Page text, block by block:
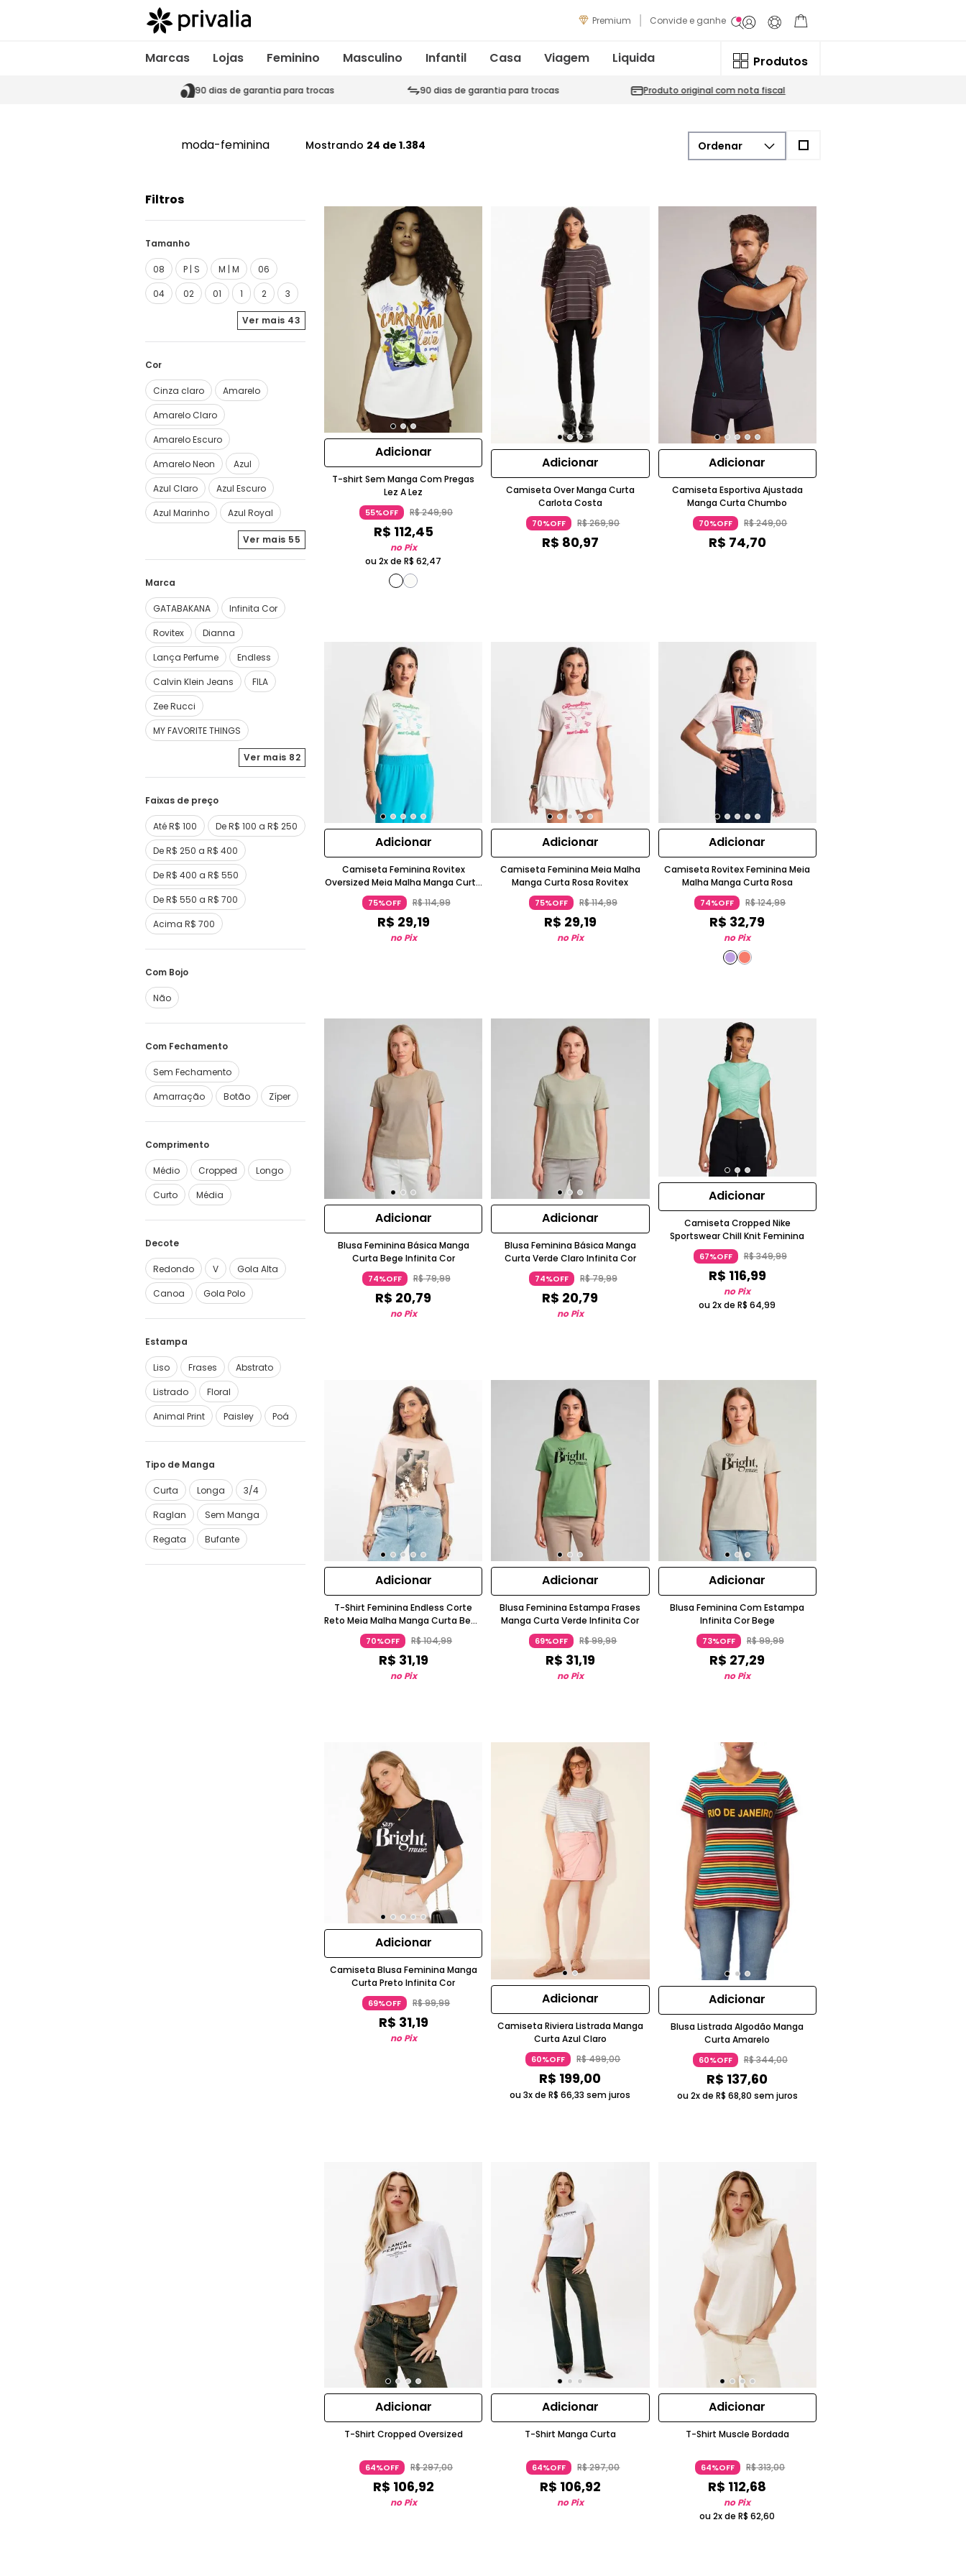
Premium Convide e ganhe
Marcas Lojas Feminino Masculino Infantil Casa Viagem Liquida Produtos
90 dias de garantia para trocas 90 dias de garantia para trocas Produto original com nota fiscal
moda-feminina Mostrando 24 de 1.384
Filtros
Tamanho
08 P | S M | M
06
04
02 01 1 2 3
Ver mais 43
Cor
Cinza claro
Amarelo
Amarelo Claro
Amarelo Escuro
Amarelo Neon
Azul
Azul Claro
Azul Escuro
Azul Marinho
Azul Royal
Ver mais 55
Marca
GATABAKANA
Infinita Cor
Rovitex
Dianna
Lança Perfume
Endless
Calvin Klein Jeans
FILA
Zee Rucci
MY FAVORITE THINGS
Ver mais 82
Faixas de preço
Até R$ 100
De R$ 100 a R$ 250
De R$ 250 a R$ 400
De R$ 400 a R$ 550
De R$ 550 a R$ 700
Acima R$ 700
Com Bojo
Não
Com Fechamento
Sem Fechamento
Amarração
Botão Zíper
Comprimento
Médio Cropped
Longo
Curto
Média
Decote
Redondo V
Gola Alta
Canoa
Gola Polo
Estampa
Liso Frases
Abstrato
Listrado
Floral
Animal Print
Paisley Poá
Tipo de Manga
Curta Longa
3/4
Raglan
Sem Manga
Regata
Bufante
Adicionar
T-shirt Sem Manga Com Pregas
Lez A Lez
55%OFF R$249,90
R$ 112,45
no Pix
ou 2x deR$ 62,47
Adicionar
Camiseta Over Manga Curta
Carlota Costa
70%OFF R$269,90
R$ 80,97
Adicionar
Camiseta Esportiva Ajustada
Manga Curta Chumbo
70%OFF R$249,00
R$ 74,70
Adicionar
Camiseta Feminina Rovitex
Oversized Meia Malha Manga Curta
Bege
75%OFF R$114,99
R$ 29,19
no Pix
Adicionar
Camiseta Feminina Meia Malha
Manga Curta Rosa Rovitex
75%OFF R$114,99
R$ 29,19
no Pix
Adicionar
Camiseta Rovitex Feminina Meia
Malha Manga Curta Rosa
74%OFF R$124,99
R$ 32,79
no Pix
Adicionar
Blusa Feminina Básica Manga
Curta Bege Infinita Cor
74%OFF R$79,99
R$ 20,79
no Pix
Adicionar
Blusa Feminina Básica Manga
Curta Verde Claro Infinita Cor
74%OFF R$79,99
R$ 20,79
no Pix
Adicionar
Camiseta Cropped Nike
Sportswear Chill Knit Feminina
67%OFF R$349,99
R$ 116,99
no Pix
ou 2x deR$ 64,99
Adicionar
T-Shirt Feminina Endless Corte
Reto Meia Malha Manga Curta Bege
Claro
70%OFF R$104,99
R$ 31,19
no Pix
Adicionar
Blusa Feminina Estampa Frases
Manga Curta Verde Infinita Cor
69%OFF R$99,99
R$ 31,19
no Pix
Adicionar
Blusa Feminina Com Estampa
Infinita Cor Bege
73%OFF R$99,99
R$ 27,29
no Pix
Adicionar
Camiseta Blusa Feminina Manga
Curta Preto Infinita Cor
69%OFF R$99,99
R$ 31,19
no Pix
Adicionar
Camiseta Riviera Listrada Manga
Curta Azul Claro
60%OFF R$499,00
R$ 199,00
ou 3x deR$ 66,33 sem juros
Adicionar
Blusa Listrada Algodão Manga
Curta Amarelo
60%OFF R$344,00
R$ 137,60
ou 2x de R$ 68,80 sem juros
Adicionar
T-Shirt Cropped Oversized
64%OFF R$297,00
R$ 106,92
no Pix
Adicionar
T-Shirt Manga Curta
64%OFF R$297,00
R$ 106,92
no Pix
Adicionar
T-Shirt Muscle Bordada
64%OFF R$313,00
R$ 112,68
no Pix
ou 2x deR$ 62,60